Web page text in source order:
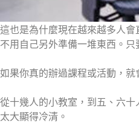
這也是為什麼現在越來越多人
不用自己另外準備一堆東西。
如果你真的辦過課程或活動，
從十幾人的小教室，到五、六
太大顯得冷清。